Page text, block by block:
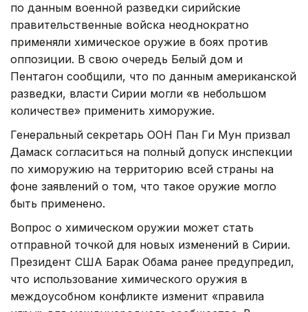
по данным военной разведки сирийские
правительственные войска неоднократно
применяли химическое оружие в боях против
оппозиции. В свою очередь Белый дом и
Пентагон сообщили, что по данным американской
разведки, власти Сирии могли «в небольшом
количестве» применить химоружие.
Генеральный секретарь ООН Пан Ги Мун призвал
Дамаск согласиться на полный допуск инспекции
по химоружию на территорию всей страны на
фоне заявлений о том, что такое оружие могло
быть применено.
Вопрос о химическом оружии может стать
отправной точкой для новых изменений в Сирии.
Президент США Барак Обама ранее предупредил,
что использование химического оружия в
междоусобном конфликте изменит «правила